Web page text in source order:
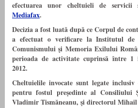
efectuarea unor cheltuieli de servicii
Mediafax.
Decizia a fost luată după ce Corpul de
a efectuat o verificare la Institutul de
Comunismului şi Memoria Exilului
perioada de activitate cuprinsă între 1
2012.
Cheltuielile invocate sunt legate
pentru fostul preşedinte al
Vladimir Tismăneanu, şi directorul Mihail